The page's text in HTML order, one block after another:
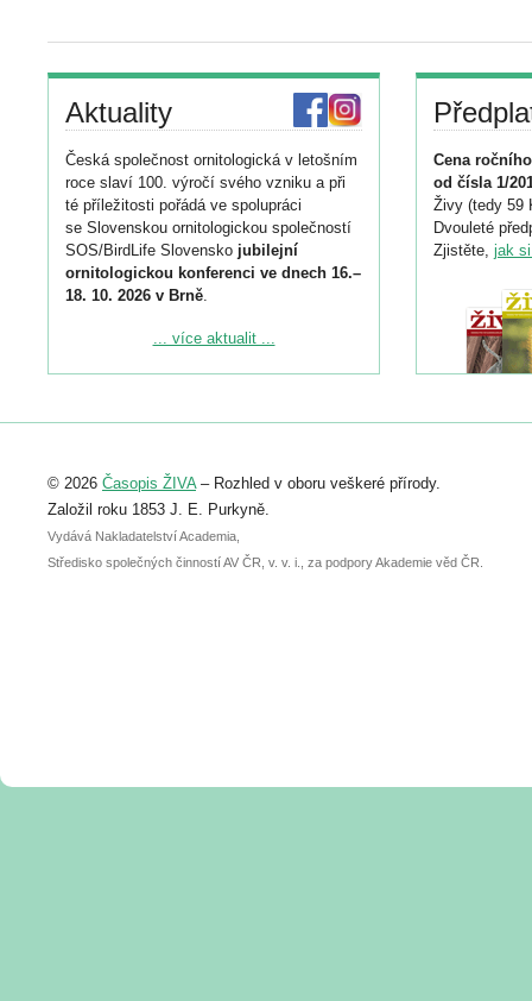
Aktuality
Česká společnost ornitologická v letošním
roce slaví 100. výročí svého vzniku a při
té příležitosti pořádá ve spolupráci
se Slovenskou ornitologickou společností
SOS/BirdLife Slovensko jubilejní
ornitologickou konferenci ve dnech 16.–
18. 10. 2026 v Brně.
Podrobnější informace ke konferenci
Registrovat se můžete do 6. září.
abstraktu přihlášené přednášky nebo
posteru je už 30. června.
... více aktualit ...
Cena
od čísla 1/
Živy (tedy 59
Dvouleté
Zjistěte, jak
© 2026 Časopis ŽIVA– Rozhled v oboru veškeré přírody.
Založil roku 1853 J. E. Purkyně.
Vydává Nakladatelství Academia,
Středisko společných činností AV ČR, v. v. i., za podpory Akademie věd ČR.